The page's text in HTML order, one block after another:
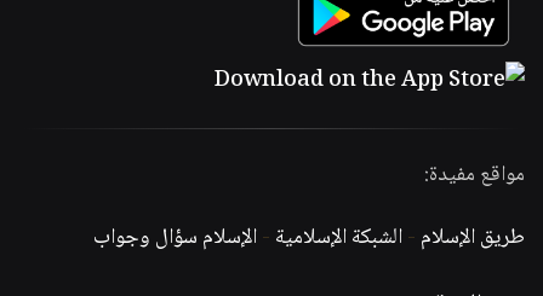
مواقع مفيدة:
طريق الإسلام -الشبكة الإسلامية -الإسلام سؤال وجواب